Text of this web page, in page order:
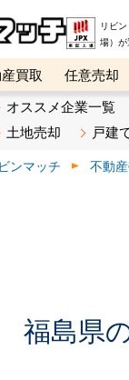
リビ
場）
買取 任意売却
ト不動産カンパニ
オススメ企業一覧
土地売却 戸建
ンマッチ 不動
福島県